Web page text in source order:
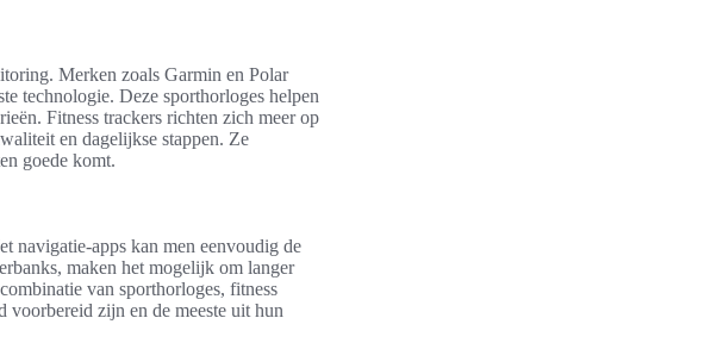
Merken zoals Garmin en Polar
technologie. Deze sporthorloges helpen
Fitness trackers richten zich meer op
en dagelijkse stappen. Ze
goede komt.
navigatie-apps kan men eenvoudig de
maken het mogelijk om langer
van sporthorloges, fitness
voorbereid zijn en de meeste uit hun